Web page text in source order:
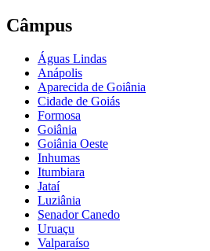
Câmpus
Águas Lindas
Anápolis
Aparecida de Goiânia
Cidade de Goiás
Formosa
Goiânia
Goiânia Oeste
Inhumas
Itumbiara
Jataí
Luziânia
Senador Canedo
Uruaçu
Valparaíso